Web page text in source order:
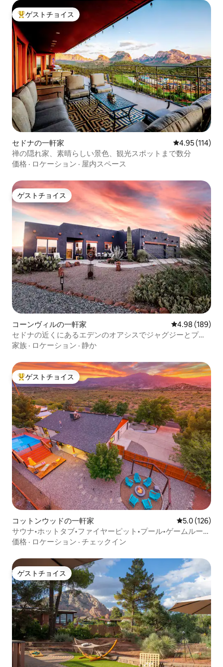
大好評のゲストチョイスです。
ゲストチョイス
セドナの一軒家 レビュー114
4.95 (114)
禅の隠れ家、素晴らしい景色、観光スポットまで数分
価格 · ロケーション · 屋内スペース
ゲストチョイス
ゲストチョイス
コーンヴィルの一軒家 レビュー189
4.98 (189)
セドナの近くにあるエデンのオアシスでジャグジーとプー
ルがあります。
家族 · ロケーション · 静か
大好評のゲストチョイスです。
ゲストチョイス
コットンウッドの一軒家 レビュー126
5.0 (126)
サウナ•ホットタブ•ファイヤーピット•プール•ゲームルーム
•静寂•景色
価格 · ロケーション · チェックイン
ゲストチョイス
ゲストチョイス